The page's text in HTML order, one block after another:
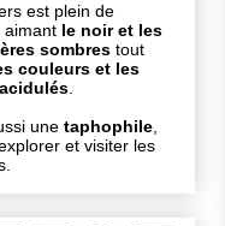
est plein de
aimant le noir et les
sombres tout
couleurs et les
une taphophile
et visiter les